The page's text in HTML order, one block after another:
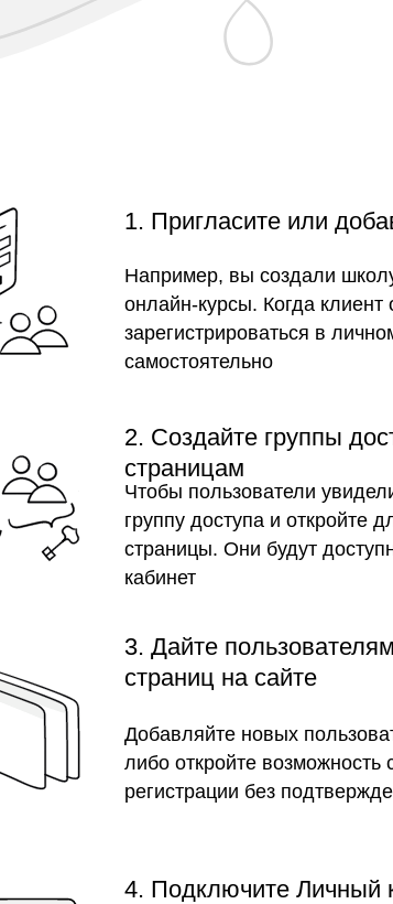
1. Пригласите или
2. Создайте группы
страницам
4. Подключите Личный
3. Дайте
страниц на сайте
Например, вы создали
онлайн-курсы. Когда
зарегистрироваться в
самостоятельно
Чтобы пользователи
группу доступа и откройте
страницы. Они будут
кабинет
Добавляйте новых
либо откройте возможность
регистрации без